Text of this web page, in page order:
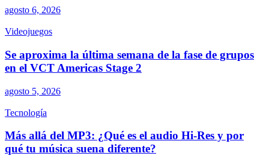
agosto 6, 2026
Videojuegos
Se aproxima la última semana de la fase de grupos
en el VCT Americas Stage 2
agosto 5, 2026
Tecnología
Más allá del MP3: ¿Qué es el audio Hi-Res y por
qué tu música suena diferente?